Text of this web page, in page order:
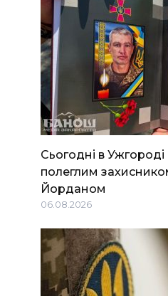
Сьогодні в
полеглим
Йорданом
06.08.2026